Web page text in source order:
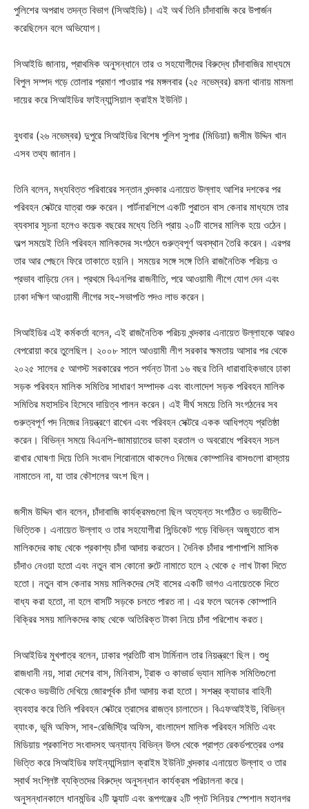
পুলিশের অপরাধ তদন্ত বিভাগ (সিআইডি)। এই অর্থ তিনি চাঁদাবাজি করে উপার্জন
করেছিলেন বলে অভিযোগ।
সিআইডি জানায়, প্রাথমিক অনুসন্ধানে তার ও সহযোগীদের বিরুদ্ধে চাঁদাবাজির মাধ্যমে
বিপুল সম্পদ গড়ে তোলার প্রমাণ পাওয়ার পর মঙ্গলবার (২৫ নভেম্বর) রমনা থানায় মামলা
দায়ের করে সিআইডির ফাইন্যান্সিয়াল ক্রাইম ইউনিট।
বুধবার (২৬ নভেম্বর) দুপুরে সিআইডির বিশেষ পুলিশ সুপার (মিডিয়া) জসীম উদ্দিন খান
এসব তথ্য জানান।
তিনি বলেন, মধ্যবিত্ত পরিবারের সন্তান খন্দকার এনায়েত উল্লাহ আশির দশকের পর
পরিবহন সেক্টরে যাত্রা শুরু করেন। পার্টনারশিপে একটি পুরাতন বাস কেনার মাধ্যমে তার
ব্যবসার সূচনা হলেও কয়েক বছরের মধ্যে তিনি প্রায় ২০টি বাসের মালিক হয়ে ওঠেন।
অল্প সময়েই তিনি পরিবহন মালিকদের সংগঠনে গুরুত্বপূর্ণ অবস্থান তৈরি করেন। এরপর
তার আর পেছনে ফিরে তাকাতে হয়নি। সময়ের সঙ্গে সঙ্গে তিনি রাজনৈতিক পরিচয় ও
প্রভাব বাড়িয়ে নেন। প্রথমে বিএনপির রাজনীতি, পরে আওয়ামী লীগে যোগ দেন এবং
ঢাকা দক্ষিণ আওয়ামী লীগের সহ-সভাপতি পদও লাভ করেন।
সিআইডির এই কর্মকর্তা বলেন, এই রাজনৈতিক পরিচয় খন্দকার এনায়েত উল্লাহকে আরও
বেপরোয়া করে তুলেছিল। ২০০৮ সালে আওয়ামী লীগ সরকার ক্ষমতায় আসার পর থেকে
২০২৫ সালের ৫ আগস্ট সরকারের পতন পর্যন্ত টানা ১৬ বছর তিনি ধারাবাহিকভাবে ঢাকা
সড়ক পরিবহন মালিক সমিতির সাধারণ সম্পাদক এবং বাংলাদেশ সড়ক পরিবহন মালিক
সমিতির মহাসচিব হিসেবে দায়িত্ব পালন করেন। এই দীর্ঘ সময়ে তিনি সংগঠনের সব
গুরুত্বপূর্ণ পদ নিজের নিয়ন্ত্রণে রাখেন এবং পরিবহন সেক্টরে একক আধিপত্য প্রতিষ্ঠা
করেন। বিভিন্ন সময়ে বিএনপি-জামায়াতের ডাকা হরতাল ও অবরোধে পরিবহন সচল
রাখার ঘোষণা দিয়ে তিনি সংবাদ শিরোনামে থাকলেও নিজের কোম্পানির বাসগুলো রাস্তায়
নামাতেন না, যা তার কৌশলের অংশ ছিল।
জসীম উদ্দিন খান বলেন, চাঁদাবাজি কার্যক্রমগুলো ছিল অত্যন্ত সংগঠিত ও ভয়ভীতি-
ভিত্তিক। এনায়েত উল্লাহ ও তার সহযোগীরা সিন্ডিকেট গড়ে বিভিন্ন অজুহাতে বাস
মালিকদের কাছ থেকে প্রকাশ্য চাঁদা আদায় করতেন। দৈনিক চাঁদার পাশাপাশি মাসিক
চাঁদাও নেওয়া হতো এবং নতুন বাস কোনো রুটে নামাতে হলে ২ থেকে ৫ লাখ টাকা দিতে
হতো। নতুন বাস কেনার সময় মালিকদের সেই বাসের একটি ভাগও এনায়েতকে দিতে
বাধ্য করা হতো, না হলে বাসটি সড়কে চলতে পারত না। এর ফলে অনেক কোম্পানি
বিক্রির সময় মালিকদের কাছ থেকে অতিরিক্ত টাকা নিয়ে চাঁদা পরিশোধ করত।
সিআইডির মুখপাত্র বলেন, ঢাকার প্রতিটি বাস টার্মিনাল তার নিয়ন্ত্রণে ছিল। শুধু
রাজধানী নয়, সারা দেশের বাস, মিনিবাস, ট্রাক ও কাভার্ড ভ্যান মালিক সমিতিগুলো
থেকেও ভয়ভীতি দেখিয়ে জোরপূর্বক চাঁদা আদায় করা হতো। সশস্ত্র ক্যাডার বাহিনী
ব্যবহার করে তিনি পরিবহন সেক্টরে ত্রাসের রাজত্ব চালাতেন। বিএফআইইউ, বিভিন্ন
ব্যাংক, ভূমি অফিস, সাব-রেজিস্ট্রি অফিস, বাংলাদেশ মালিক পরিবহন সমিতি এবং
মিডিয়ায় প্রকাশিত সংবাদসহ অন্যান্য বিভিন্ন উৎস থেকে প্রাপ্ত রেকর্ডপত্রের ওপর
ভিত্তি করে সিআইডির ফাইন্যান্সিয়াল ক্রাইম ইউনিট খন্দকার এনায়েত উল্লাহ ও তার
স্বার্থ সংশ্লিষ্ট ব্যক্তিদের বিরুদ্ধে অনুসন্ধান কার্যক্রম পরিচালনা করে।
অনুসন্ধানকালে ধানমন্ডির ২টি ফ্ল্যাট এবং রূপগঞ্জের ২টি প্লট সিনিয়র স্পেশাল মহানগর